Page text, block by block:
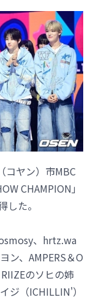
コヤン）市MBC
CHAMPION」
た。
、hrtz.wa
ン、AMPERS＆O
のソヒの姉
ジ（ICHILLIN'）